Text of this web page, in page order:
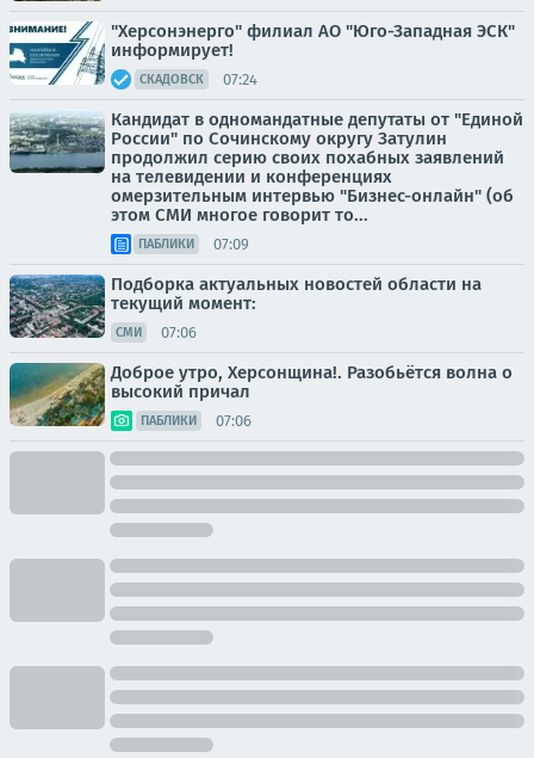
"Херсонэнерго" филиал АО "Юго-Западная ЭСК"
информирует!
СКАДОВСК 07:24
Кандидат в одномандатные депутаты от "Единой
России" по Сочинскому округу Затулин
продолжил серию своих похабных заявлений
на телевидении и конференциях
омерзительным интервью "Бизнес-онлайн" (об
этом СМИ многое говорит то...
ПАБЛИКИ 07:09
Подборка актуальных новостей области на
текущий момент:
СМИ 07:06
Доброе утро, Херсонщина!. Разобьётся волна о
высокий причал
ПАБЛИКИ 07:06